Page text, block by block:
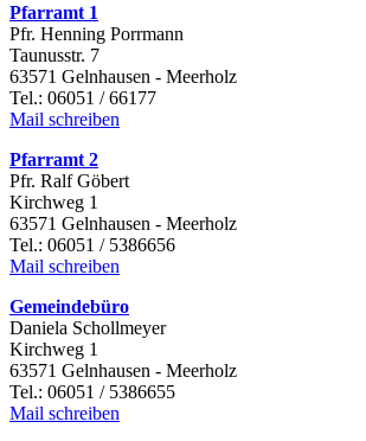
Pfarramt 1
Pfr. Henning Porrmann
Taunusstr. 7
63571 Gelnhausen - Meerholz
Tel.: 06051 / 66177
Mail schreiben
Pfarramt 2
Pfr. Ralf Göbert
Kirchweg 1
63571 Gelnhausen - Meerholz
Tel.: 06051 / 5386656
Mail schreiben
Gemeindebüro
Daniela Schollmeyer
Kirchweg 1
63571 Gelnhausen - Meerholz
Tel.: 06051 / 5386655
Mail schreiben